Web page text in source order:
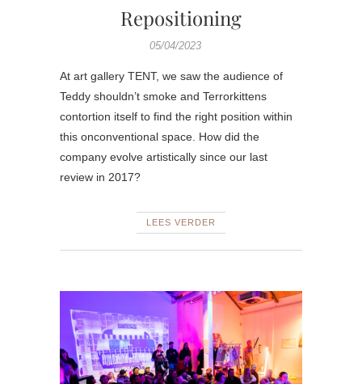
Repositioning
05/04/2023
At art gallery TENT, we saw the audience of
Teddy shouldn’t smoke and Terrorkittens
contortion itself to find the right position within
this onconventional space. How did the
company evolve artistically since our last
review in 2017?
LEES VERDER